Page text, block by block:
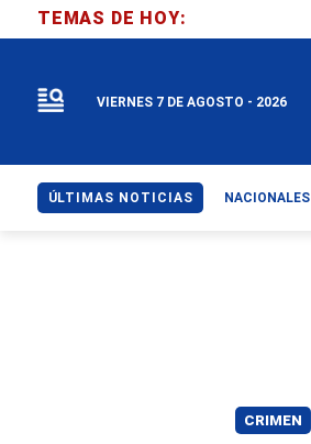
CRIMEN
TEMAS DE HOY:
VIERNES 7 DE AGOSTO - 2026
ÚLTIMAS NOTICIAS NACIONALES